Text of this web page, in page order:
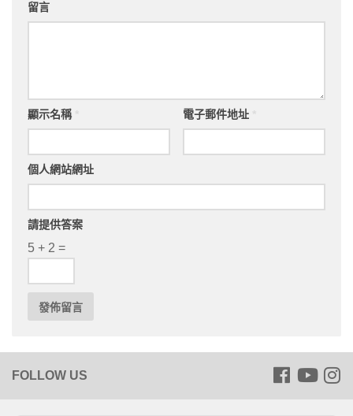
留言
顯示名稱 電子郵件地址
個人網站網址
請提供答案
5 + 2 =